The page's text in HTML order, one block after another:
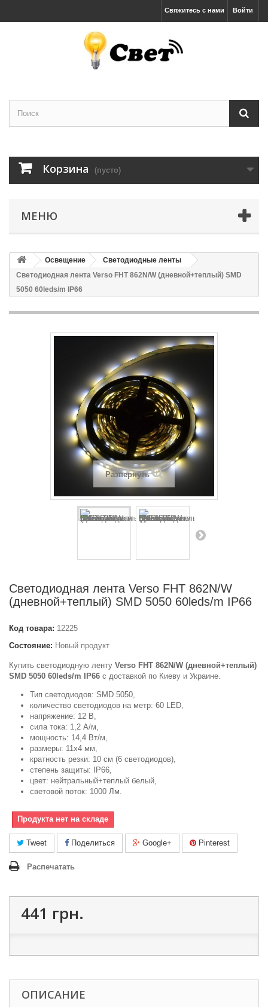
Войти
Свяжитесь с нами
Корзина (пусто)
МЕНЮ
Освещение
Светодиодные ленты
Светодиодная лента Verso FHT 862N/W (дневной+теплый) SMD
5050 60leds/m IP66
Развернуть
Светодиодная лента Verso FHT 862N/W
(дневной+теплый) SMD 5050 60leds/m IP66
Код товара: 12225
Состояние: Новый продукт
Купить светодиодную ленту Verso FHT 862N/W (дневной+теплый)
SMD 5050 60leds/m IP66 с доставкой по Киеву и Украине.
Тип светодиодов: SMD 5050,
количество светодиодов на метр: 60 LED,
напряжение: 12 В,
сила тока: 1,2 А/м,
мощность: 14,4 Вт/м,
размеры: 11x4 мм,
кратность резки: 10 см (6 светодиодов),
степень защиты: IP66,
цвет: нейтральный+теплый белый,
световой поток: 1000 Лм.
Продукта нет на складе
Tweet Поделиться Google+ Pinterest
Распечатать
441 грн.
ОПИСАНИЕ